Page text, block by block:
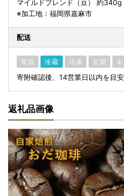
マイルドブレンド（豆） 約340g
※加工地：福岡県嘉麻市
配送
常温 冷蔵 冷凍 定期
寄附確認後、14営業日以内を目
返礼品画像